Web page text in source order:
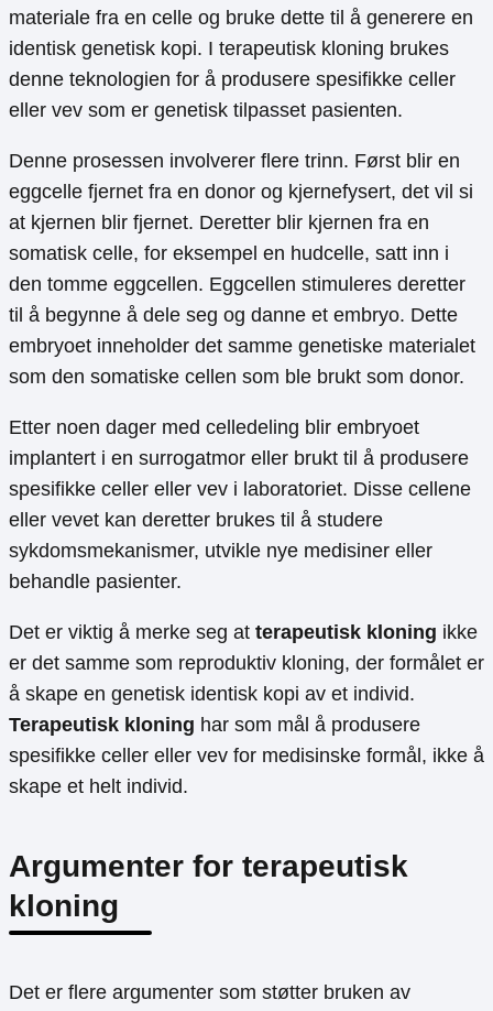
materiale fra en celle og bruke dette til å generere en
identisk genetisk kopi. I terapeutisk kloning brukes
denne teknologien for å produsere spesifikke celler
eller vev som er genetisk tilpasset pasienten.
Denne prosessen involverer flere trinn. Først blir en
eggcelle fjernet fra en donor og kjernefysert, det vil si
at kjernen blir fjernet. Deretter blir kjernen fra en
somatisk celle, for eksempel en hudcelle, satt inn i
den tomme eggcellen. Eggcellen stimuleres deretter
til å begynne å dele seg og danne et embryo. Dette
embryoet inneholder det samme genetiske materialet
som den somatiske cellen som ble brukt som donor.
Etter noen dager med celledeling blir embryoet
implantert i en surrogatmor eller brukt til å produsere
spesifikke celler eller vev i laboratoriet. Disse cellene
eller vevet kan deretter brukes til å studere
sykdomsmekanismer, utvikle nye medisiner eller
behandle pasienter.
Det er viktig å merke seg at terapeutisk kloning ikke
er det samme som reproduktiv kloning, der formålet er
å skape en genetisk identisk kopi av et individ.
Terapeutisk kloning har som mål å produsere
spesifikke celler eller vev for medisinske formål, ikke å
skape et helt individ.
Argumenter for terapeutisk
kloning
Det er flere argumenter som støtter bruken av